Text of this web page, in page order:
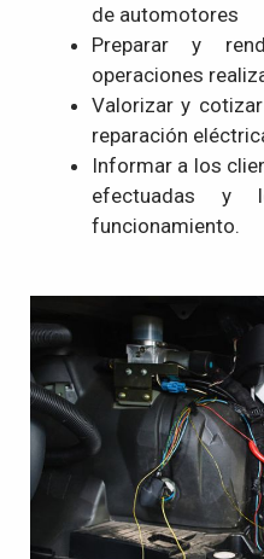
de automotores
Preparar y
operaciones
Valorizar y
reparación
Informar a los
efectuadas y
funcionamiento.